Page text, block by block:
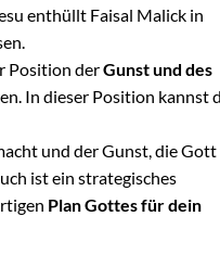
enthüllt Faisal Malick in
Position derGunst und des
In dieser Position kannst
und der Gunst, die
ist ein strategisches
Plan Gottes für dein